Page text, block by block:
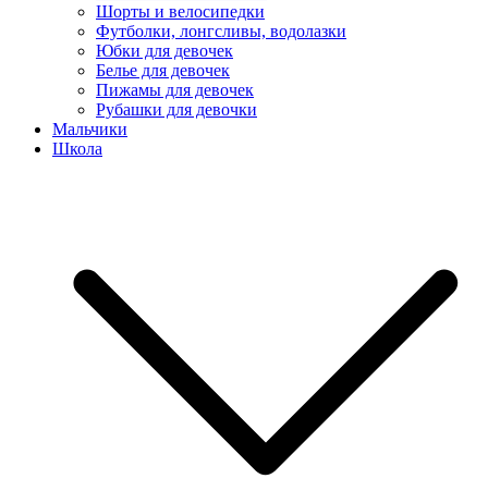
Шорты и велосипедки
Футболки, лонгсливы, водолазки
Юбки для девочек
Белье для девочек
Пижамы для девочек
Рубашки для девочки
Мальчики
Школа